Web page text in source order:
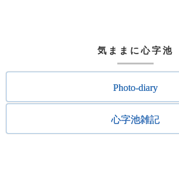
気ままに心字池
Photo-diary
心字池雑記